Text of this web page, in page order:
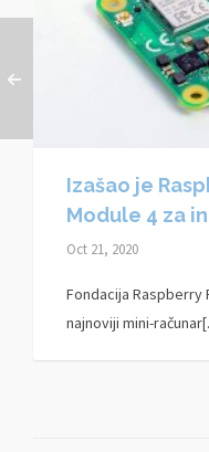
Izašao je
Module 4 za
Oct 21, 2020
Fondacija Raspberry
najnoviji mini-